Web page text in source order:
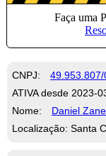
CNPJ:
ATIVA desde 2023-
Nome:
Daniel
Localização: Santa